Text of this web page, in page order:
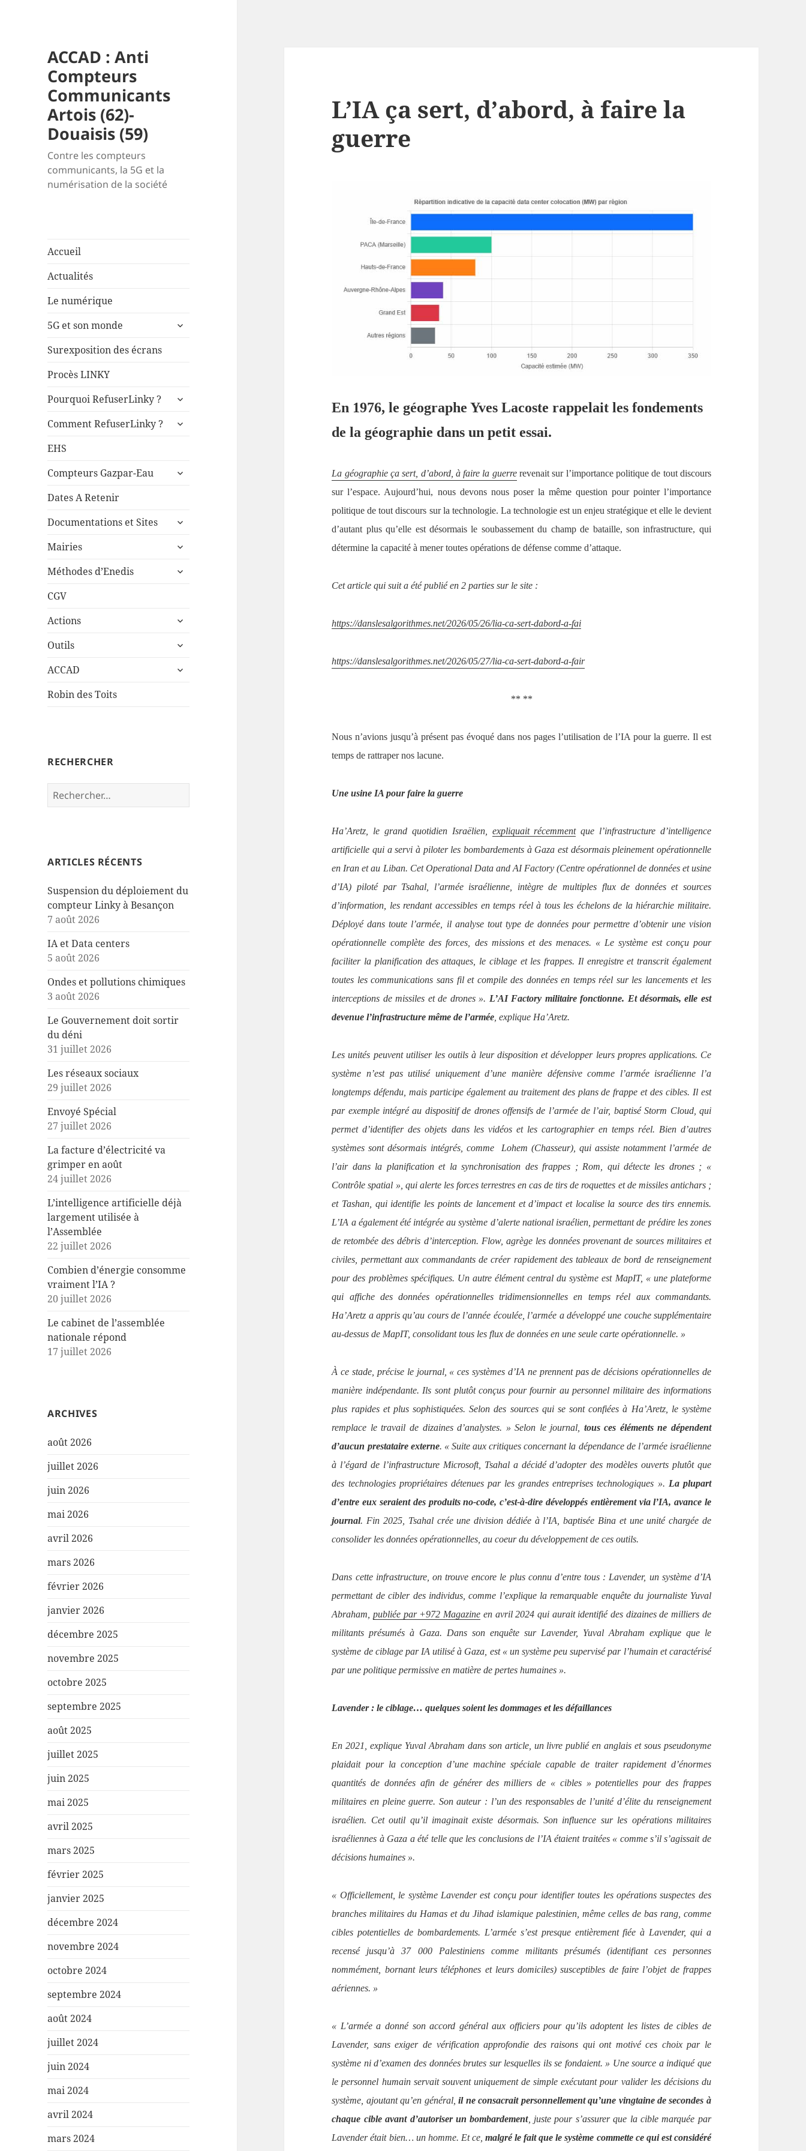
ACCAD : Anti
Compteurs
Communicants
Artois (62)-
Douaisis (59)
Contre les compteurs
communicants, la 5G et la
numérisation de la société
Accueil
Actualités
Le numérique
5G et son monde
ouvrir
Surexposition des écrans
Procès LINKY
Pourquoi RefuserLinky ?
ouvrir
sous-
Comment RefuserLinky ?
ouvrir
EHS
Compteurs Gazpar-Eau
ouvrir
Dates A Retenir
Documentations et Sites
ouvrir
sous-
Mairies
ouvrir
sous-
Méthodes d’Enedis
ouvrir
CGV
Actions
ouvrir
sous-
Outils
ouvrir
sous-
ACCAD
ouvrir
Robin des Toits
RECHERCHER
Rechercher :
ARTICLES RÉCENTS
Suspension du déploiement du
compteur Linky à Besançon
7 août 2026
IA et Data centers
5 août 2026
Ondes et pollutions chimiques
3 août 2026
Le Gouvernement doit sortir
du déni
31 juillet 2026
Les réseaux sociaux
29 juillet 2026
Envoyé Spécial
27 juillet 2026
La facture d’électricité va
grimper en août
24 juillet 2026
L’intelligence artificielle déjà
largement utilisée à
l’Assemblée
22 juillet 2026
Combien d’énergie consomme
vraiment l’IA ?
20 juillet 2026
Le cabinet de l’assemblée
nationale répond
17 juillet 2026
ARCHIVES
août 2026
juillet 2026
juin 2026
mai 2026
avril 2026
mars 2026
février 2026
janvier 2026
décembre 2025
novembre 2025
octobre 2025
septembre 2025
août 2025
juillet 2025
juin 2025
mai 2025
avril 2025
mars 2025
février 2025
janvier 2025
décembre 2024
novembre 2024
octobre 2024
septembre 2024
août 2024
juillet 2024
juin 2024
mai 2024
avril 2024
mars 2024
L’IA ça sert, d’abord, à faire la
guerre
En 1976, le géographe Yves Lacoste rappelait les fondements
de la géographie dans un petit essai.
La géographie ça sert, d’abord, à faire la guerrerevenait sur l’importance politique de tout discours
sur l’espace. Aujourd’hui, nous devons nous poser la même question pour pointer l’importance
politique de tout discours sur la technologie. La technologie est un enjeu stratégique et elle le devient
d’autant plus qu’elle est désormais le soubassement du champ de bataille, son infrastructure, qui
détermine la capacité à mener toutes opérations de défense comme d’attaque.
Cet article qui suit a été publié en 2 parties sur le site :
https://danslesalgorithmes.net/2026/05/26/lia-ca-sert-dabord-a-fai
https://danslesalgorithmes.net/2026/05/27/lia-ca-sert-dabord-a-fair
** **
Nous n’avions jusqu’à présent pas évoqué dans nos pages l’utilisation de l’IA pour la guerre. Il est
temps de rattraper nos lacune.
Une usine IA pour faire la guerre
Ha’Aretz, le grand quotidien Israëlien, expliquait récemmentque l’infrastructure d’intelligence
artificielle qui a servi à piloter les bombardements à Gaza est désormais pleinement opérationnelle
en Iran et au Liban. Cet Operational Data and AI Factory (Centre opérationnel de données et usine
d’IA) piloté par Tsahal, l’armée israélienne, intègre de multiples flux de données et sources
d’information, les rendant accessibles en temps réel à tous les échelons de la hiérarchie militaire.
Déployé dans toute l’armée, il analyse tout type de données pour permettre d’obtenir une vision
opérationnelle complète des forces, des missions et des menaces. « Le système est conçu pour
faciliter la planification des attaques, le ciblage et les frappes. Il enregistre et transcrit également
toutes les communications sans fil et compile des données en temps réel sur les lancements et les
interceptions de missiles et de drones ». L’AI Factory militaire fonctionne. Et désormais, elle est
devenue l’infrastructure même de l’armée , explique Ha’Aretz.
Les unités peuvent utiliser les outils à leur disposition et développer leurs propres applications. Ce
système n’est pas utilisé uniquement d’une manière défensive comme l’armée israélienne l’a
longtemps défendu, mais participe également au traitement des plans de frappe et des cibles. Il est
par exemple intégré au dispositif de drones offensifs de l’armée de l’air, baptisé Storm Cloud, qui
permet d’identifier des objets dans les vidéos et les cartographier en temps réel. Bien d’autres
systèmes sont désormais intégrés, comme Lohem (Chasseur), qui assiste notamment l’armée de
l’air dans la planification et la synchronisation des frappes ; Rom, qui détecte les drones ; «
Contrôle spatial », qui alerte les forces terrestres en cas de tirs de roquettes et de missiles antichars ;
et Tashan, qui identifie les points de lancement et d’impact et localise la source des tirs ennemis.
L’IA a également été intégrée au système d’alerte national israélien, permettant de prédire les zones
de retombée des débris d’interception. Flow, agrège les données provenant de sources militaires et
civiles, permettant aux commandants de créer rapidement des tableaux de bord de renseignement
pour des problèmes spécifiques. Un autre élément central du système est MapIT, « une plateforme
qui affiche des données opérationnelles tridimensionnelles en temps réel aux commandants.
Ha’Aretz a appris qu’au cours de l’année écoulée, l’armée a développé une couche supplémentaire
au-dessus de MapIT, consolidant tous les flux de données en une seule carte opérationnelle. »
À ce stade, précise le journal, « ces systèmes d’IA ne prennent pas de décisions opérationnelles de
manière indépendante. Ils sont plutôt conçus pour fournir au personnel militaire des informations
plus rapides et plus sophistiquées. Selon des sources qui se sont confiées à Ha’Aretz, le système
remplace le travail de dizaines d’analystes. » Selon le journal, tous ces éléments ne dépendent
d’aucun prestataire externe. « Suite aux critiques concernant la dépendance de l’armée israélienne
à l’égard de l’infrastructure Microsoft, Tsahal a décidé d’adopter des modèles ouverts plutôt que
des technologies propriétaires détenues par les grandes entreprises technologiques ». La plupart
d’entre eux seraient des produits no-code, c’est-à-dire développés entièrement via l’IA, avance le
journal. Fin 2025, Tsahal crée une division dédiée à l’IA, baptisée Bina et une unité chargée de
consolider les données opérationnelles, au coeur du développement de ces outils.
Dans cette infrastructure, on trouve encore le plus connu d’entre tous : Lavender, un système d’IA
permettant de cibler des individus, comme l’explique la remarquable enquête du journaliste Yuval
Abraham,publiée par +972 Magazine en avril 2024 qui aurait identifié des dizaines de milliers de
militants présumés à Gaza. Dans son enquête sur Lavender, Yuval Abraham explique que le
système de ciblage par IA utilisé à Gaza, est « un système peu supervisé par l’humain et caractérisé
par une politique permissive en matière de pertes humaines ».
Lavender : le ciblage… quelques soient les dommages et les défaillances
En 2021, explique Yuval Abraham dans son article, un livre publié en anglais et sous pseudonyme
plaidait pour la conception d’une machine spéciale capable de traiter rapidement d’énormes
quantités de données afin de générer des milliers de « cibles » potentielles pour des frappes
militaires en pleine guerre. Son auteur : l’un des responsables de l’unité d’élite du renseignement
israélien. Cet outil qu’il imaginait existe désormais. Son influence sur les opérations militaires
israéliennes à Gaza a été telle que les conclusions de l’IA étaient traitées « comme s’il s’agissait de
décisions humaines ».
« Officiellement, le système Lavender est conçu pour identifier toutes les opérations suspectes des
branches militaires du Hamas et du Jihad islamique palestinien, même celles de bas rang, comme
cibles potentielles de bombardements. L’armée s’est presque entièrement fiée à Lavender, qui a
recensé jusqu’à 37 000 Palestiniens comme militants présumés (identifiant ces personnes
nommément, bornant leurs téléphones et leurs domiciles) susceptibles de faire l’objet de frappes
aériennes. »
« L’armée a donné son accord général aux officiers pour qu’ils adoptent les listes de cibles de
Lavender, sans exiger de vérification approfondie des raisons qui ont motivé ces choix par le
système ni d’examen des données brutes sur lesquelles ils se fondaient. » Une source a indiqué que
le personnel humain servait souvent uniquement de simple exécutant pour valider les décisions du
système, ajoutant qu’en général,il ne consacrait personnellement qu’une vingtaine de secondes à
chaque cible avant d’autoriser un bombardement, juste pour s’assurer que la cible marquée par
Lavender était bien… un homme. Et ce, malgré le fait que le système commette ce qui est considéré